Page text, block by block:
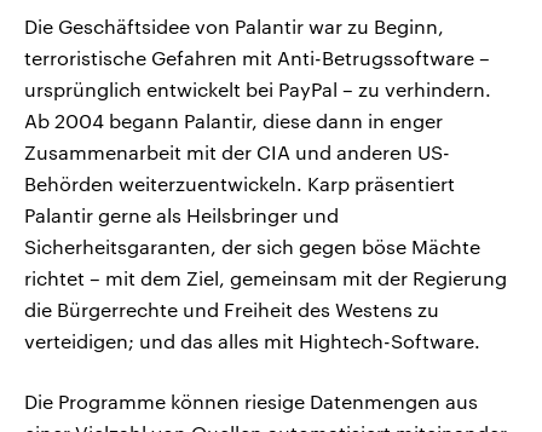
Die Geschäftsidee von Palantir war zu Beginn,
terroristische Gefahren mit Anti-Betrugssoftware –
ursprünglich entwickelt bei PayPal – zu verhindern.
Ab 2004 begann Palantir, diese dann in enger
Zusammenarbeit mit der CIA und anderen US-
Behörden weiterzuentwickeln. Karp präsentiert
Palantir gerne als Heilsbringer und
Sicherheitsgaranten, der sich gegen böse Mächte
richtet – mit dem Ziel, gemeinsam mit der Regierung
die Bürgerrechte und Freiheit des Westens zu
verteidigen; und das alles mit Hightech-Software.
Die Programme können riesige Datenmengen aus